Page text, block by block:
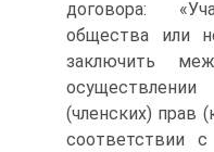
договора:
общества или
заключить
(членских) прав
соответствии